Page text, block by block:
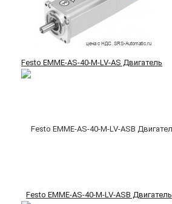
Festo EMME-AS-40-M-LV-AS Двигатель
Festo EMME-AS-40-M-LV-ASB Двигатель